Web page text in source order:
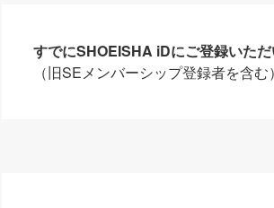
すでにSHOEISHA iDにご登録いた
（旧SEメンバーシップ登録者を含む）